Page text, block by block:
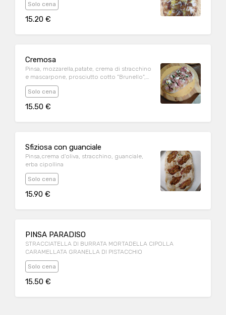
Solo cena
15.20 €
Cremosa
Pinsa, mozzarella,patate, crema di stracchino
e mascarpone, prosciutto cotto "Brunello",
prezzemolo e glassa aceto balsamico
Solo cena
15.50 €
Sfiziosa con guanciale
Pinsa,crema d'oliva, stracchino, guanciale,
erba cipollina
Solo cena
15.90 €
PINSA PARADISO
STRACCIATELLA DI BURRATA MORTADELLA CIPOLLA
CARAMELLATA GRANELLA DI PISTACCHIO
Solo cena
15.50 €